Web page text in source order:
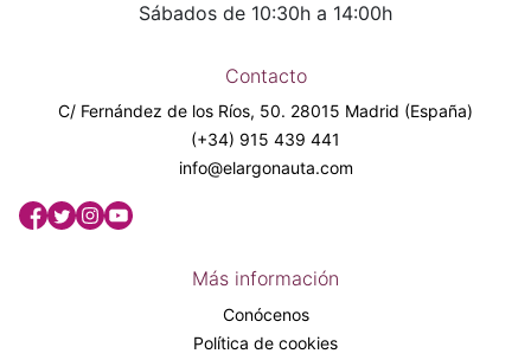
Sábados de 10:30h a 14:00h
Contacto
C/ Fernández de los Ríos, 50. 28015 Madrid (España)
(+34) 915 439 441
info@elargonauta.com
Más información
Conócenos
Política de cookies